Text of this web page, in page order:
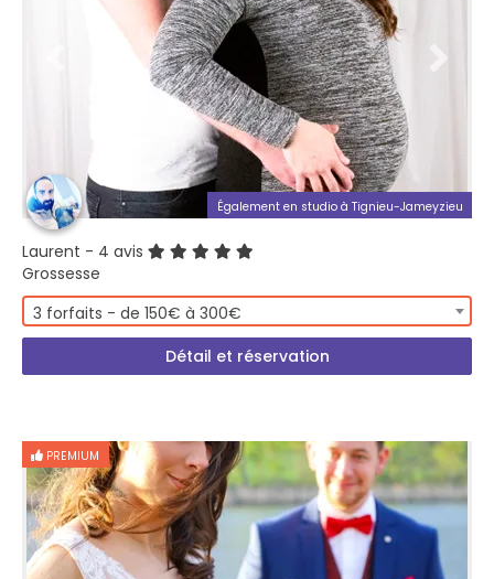
Également en studio à Tignieu-Jameyzieu
Laurent - 4 avis
Grossesse
3 forfaits - de 150€ à 300€
Détail et réservation
PREMIUM